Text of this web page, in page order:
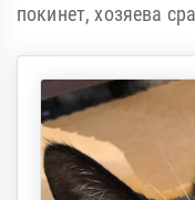
покинет, хозяева